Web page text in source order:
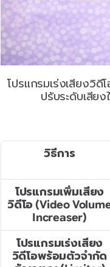
โปรแกรมเร่งเสียงวิดี
ปรับระดับเสีย
วิธีการ
โปรแกรมเพิ่มเสียง
วิดีโอ (Video
Increaser)
โปรแกรมเร่งเสียง
วิดีโอพร้อมตัวจำกัด